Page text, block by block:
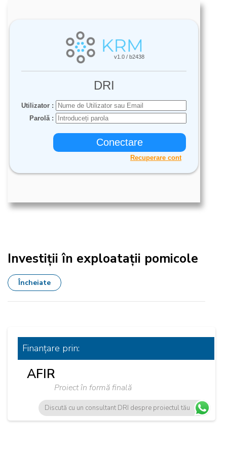
Investiții în exploatații pomicole
Încheiate
Finanțare prin:
AFIR
Proiect în formă finală
Discută cu un consultant DRI despre proiectul tău